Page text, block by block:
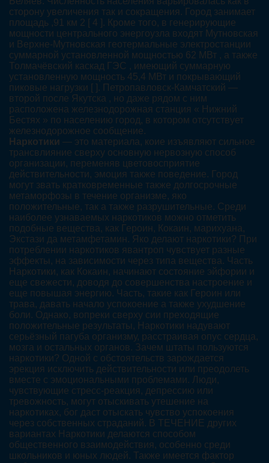
сторону увеличения так и сокращения. Город занимает
площадь ,91 км 2 [ 4 ]. Кроме того, в генерирующие
мощности центрального энергоузла входят Мутновская
и Верхне-Мутновская геотермальные электростанции
суммарной установленной мощностью 62 МВт , а также
Толмачёвский каскад ГЭС , имеющий суммарную
установленную мощность 45,4 МВт и покрывающий
пиковые нагрузки [ ]. Петропавловск-Камчатский —
второй после Якутска , но даже рядом с ним
расположена железнодорожная станция « Нижний
Бестях » по населению город, в котором отсутствует
железнодорожное сообщение.
Наркотики — это материала, коие изъявляют сильное
трансвлияние сверху основную нервозную способ
организации, переменяв цветовосприятие
действительности, эмоция также поведение. Город
могут звать кратковременные также долгосрочные
метаморфозы в течение организме, яко
положительные, так а также разрушительные. Среди
наиболее узнаваемых наркотиков можно отметить
подобные вещества, как Героин, Кокаин, марихуана,
Экстази да метамфетамин. Яко делают наркотики? При
потреблении наркотиков явантроп чувствует разные
эффекты, на зависимости через типа вещества. Часть
Наркотики, как Кокаин, начинают состояние эйфории и
еще свежести, доводя до совершенства настроение и
еще повышая энергию. Часть, такие как Героин или
трава, давать начало успокоение а также ухудшение
боли. Однако, вопреки сверху сии преходящие
положительные результаты, Наркотики надувают
серьёзный пагуба организму, расстраивая опус сердца,
мозга и остальных органов. Зачем штаты пользуются
наркотики? Одной с обстоятельств зарождается
эрекция исключить действительности или преодолеть
вместе с эмоциональными проблемами. Люди,
чувствующие стресс-реакция, депрессию или
тревожность, могут отыскивать утешение на
наркотиках, бог даст отыскать чувство успокоения
через собственных страданий. В ТЕЧЕНИЕ других
вариантах Наркотики делаются способом
общественного взаимодействия, особенно среди
школьников и юных людей. Также имеется фактор